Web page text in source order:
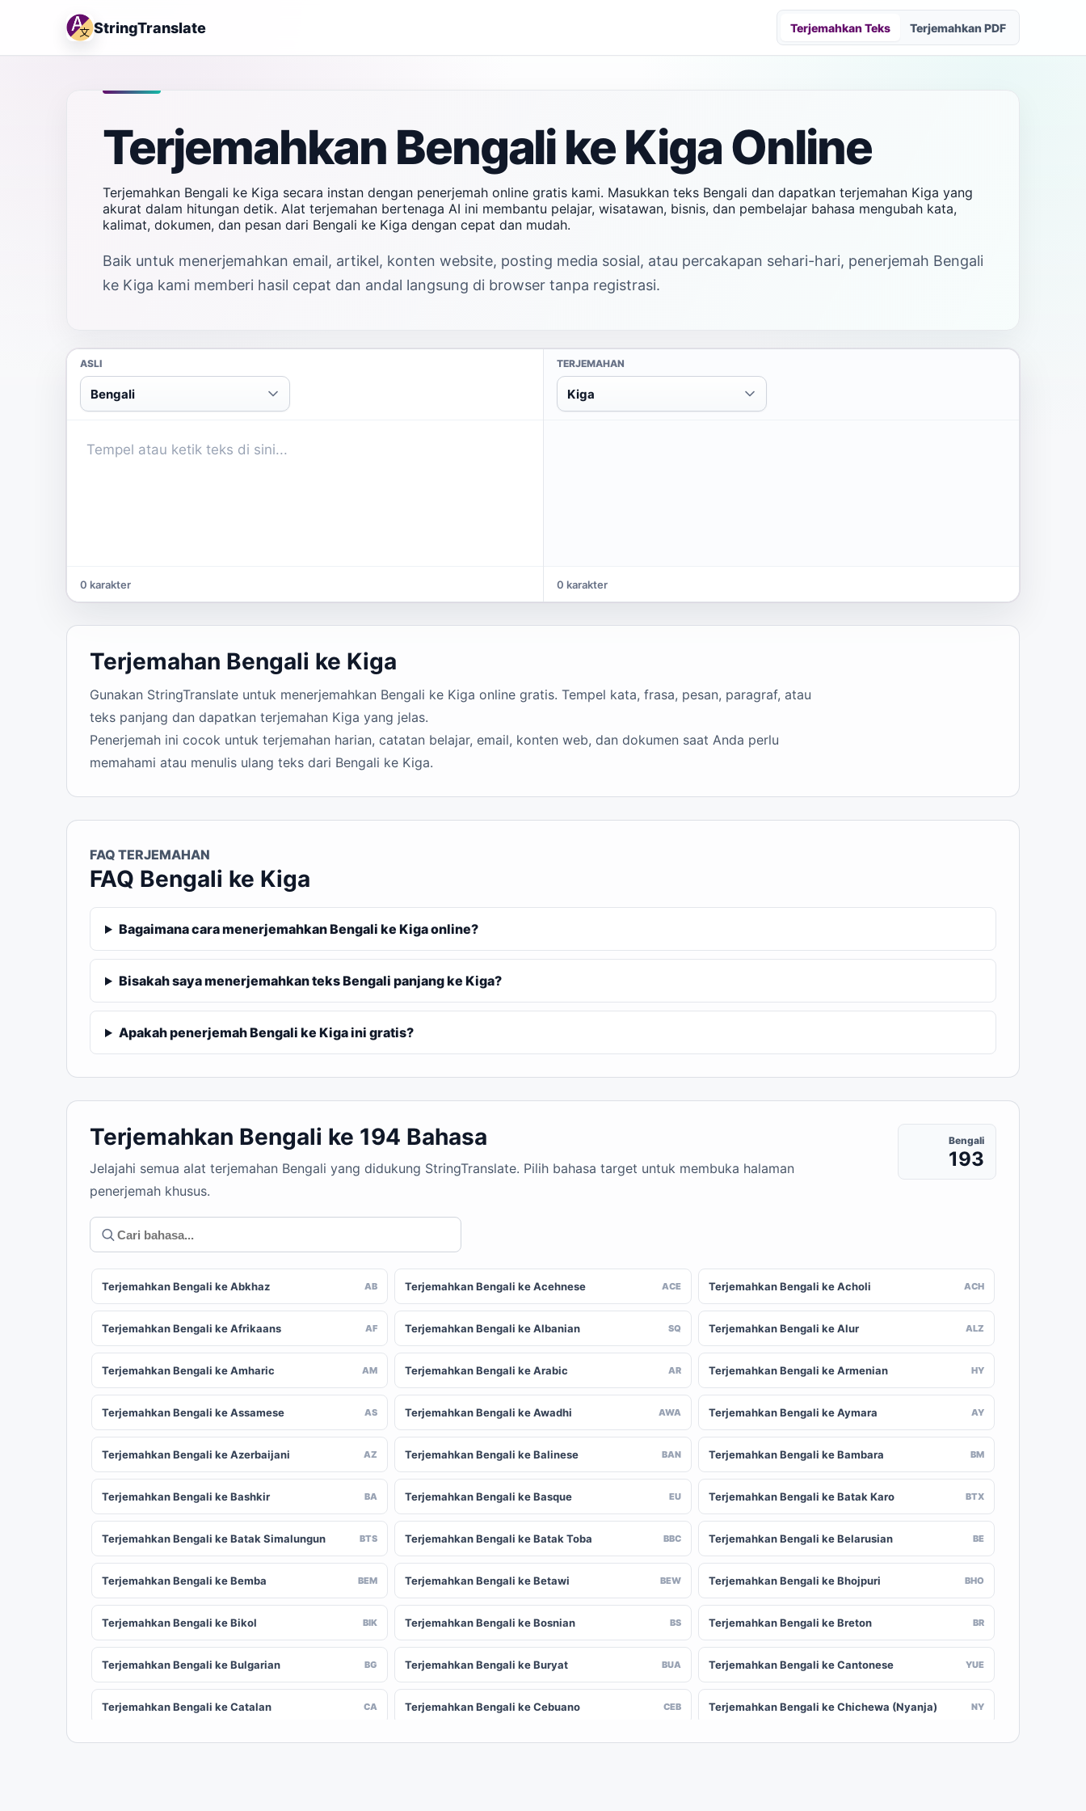
StringTranslate Terjemahkan Teks Terjemahkan PDF
Terjemahkan Bengali ke Kiga Online
Terjemahkan Bengali ke Kiga secara instan dengan penerjemah online gratis kami. Masukkan teks Bengali dan dapatkan terjemahan Kiga yang
akurat dalam hitungan detik. Alat terjemahan bertenaga AI ini membantu pelajar, wisatawan, bisnis, dan pembelajar bahasa mengubah kata,
kalimat, dokumen, dan pesan dari Bengali ke Kiga dengan cepat dan mudah.
Baik untuk menerjemahkan email, artikel, konten website, posting media sosial, atau percakapan sehari-hari, penerjemah Bengali
ke Kiga kami memberi hasil cepat dan andal langsung di browser tanpa registrasi.
ASLI
Bengali
0 karakter
TERJEMAHAN
Kiga
0 karakter
Terjemahan Bengali ke Kiga
Gunakan StringTranslate untuk menerjemahkan Bengali ke Kiga online gratis. Tempel kata, frasa, pesan, paragraf, atau
teks panjang dan dapatkan terjemahan Kiga yang jelas.
Penerjemah ini cocok untuk terjemahan harian, catatan belajar, email, konten web, dan dokumen saat Anda perlu
memahami atau menulis ulang teks dari Bengali ke Kiga.
FAQ TERJEMAHAN
FAQ Bengali ke Kiga
Bagaimana cara menerjemahkan Bengali ke Kiga online?
Bisakah saya menerjemahkan teks Bengali panjang ke Kiga?
Apakah penerjemah Bengali ke Kiga ini gratis?
Terjemahkan Bengali ke 194 Bahasa
Jelajahi semua alat terjemahan Bengali yang didukung StringTranslate. Pilih bahasa target untuk membuka halaman
penerjemah khusus.
Bengali
193
Terjemahkan Bengali ke Abkhaz AB Terjemahkan Bengali ke Acehnese ACE Terjemahkan Bengali ke Acholi ACH
Terjemahkan Bengali ke Afrikaans AF Terjemahkan Bengali ke Albanian SQ Terjemahkan Bengali ke Alur ALZ
Terjemahkan Bengali ke Amharic AM Terjemahkan Bengali ke Arabic AR Terjemahkan Bengali ke Armenian HY
Terjemahkan Bengali ke Assamese AS Terjemahkan Bengali ke Awadhi AWA Terjemahkan Bengali ke Aymara AY
Terjemahkan Bengali ke Azerbaijani AZ Terjemahkan Bengali ke Balinese BAN Terjemahkan Bengali ke Bambara BM
Terjemahkan Bengali ke Bashkir BA Terjemahkan Bengali ke Basque EU Terjemahkan Bengali ke Batak Karo BTX
Terjemahkan Bengali ke Batak Simalungun BTS Terjemahkan Bengali ke Batak Toba BBC Terjemahkan Bengali ke Belarusian BE
Terjemahkan Bengali ke Bemba BEM Terjemahkan Bengali ke Betawi BEW Terjemahkan Bengali ke Bhojpuri BHO
Terjemahkan Bengali ke Bikol BIK Terjemahkan Bengali ke Bosnian BS Terjemahkan Bengali ke Breton BR
Terjemahkan Bengali ke Bulgarian BG Terjemahkan Bengali ke Buryat BUA Terjemahkan Bengali ke Cantonese YUE
Terjemahkan Bengali ke Catalan CA Terjemahkan Bengali ke Cebuano CEB Terjemahkan Bengali ke Chichewa (Nyanja) NY